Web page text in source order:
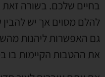
בחיים שלכם. בשורה זאת
להלם מסוים אך יש
גם האפשרות ליהנות
את ההטבות הקיימות בו